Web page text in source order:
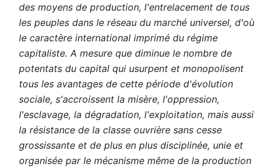
des moyens de production, l'entrelacement de tous
les peuples dans le réseau du marché universel, d'où
le caractère international imprimé du régime
capitaliste. A mesure que diminue le nombre de
potentats du capital qui usurpent et monopolisent
tous les avantages de cette période d'évolution
sociale, s'accroissent la misère, l'oppression,
l'esclavage, la dégradation, l'exploitation, mais aussi
la résistance de la classe ouvrière sans cesse
grossissante et de plus en plus disciplinée, unie et
organisée par le mécanisme même de la production